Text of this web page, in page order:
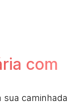
com
caminhada